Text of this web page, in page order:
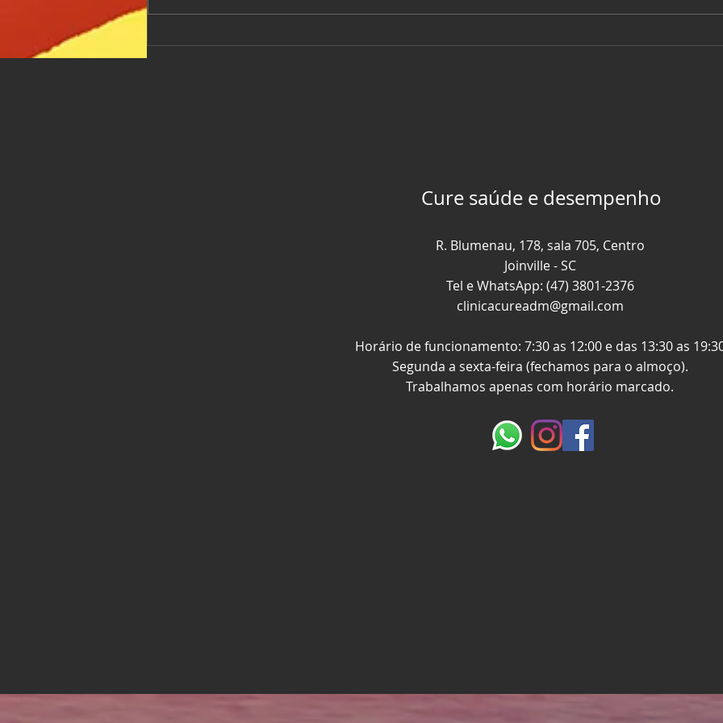
Granola
Torta de
Cure saúde e desempenho
R. Blumenau, 178, sala 705, Centro
Joinville - SC
Tel e WhatsApp: (47) 3801-2376
clinicacureadm@gmail.com
Horário de funcionamento: 7:30 as 12:00 e das 13:30 as
Segunda a sexta-feira (fechamos para o almoço).
Trabalhamos apenas com horário marcado.